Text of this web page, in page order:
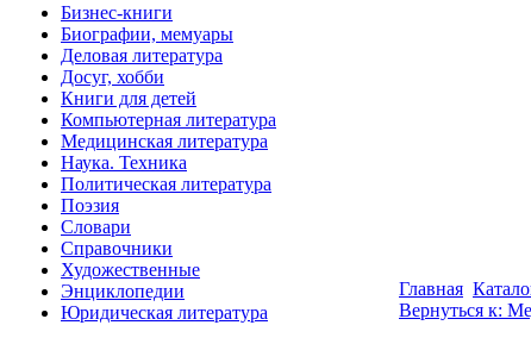
Бизнес-книги
Биографии, мемуары
Деловая литература
Досуг, хобби
Книги для детей
Компьютерная литература
Медицинская литература
Наука. Техника
Политическая литература
Поэзия
Словари
Справочники
Художественные
Энциклопедии
Юридическая литература
Главная
Вернуться к: